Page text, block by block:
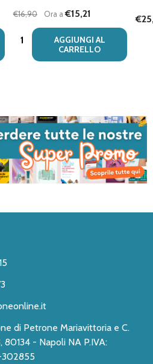
€16,90 Ora a€15,21
Quantità:
AGGIUNGI AL
CARRELLO
di Petrone Mariavittoria e C.
302855